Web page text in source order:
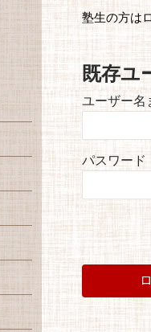
塾生の方は
既存ユ
ユーザー名
パスワード